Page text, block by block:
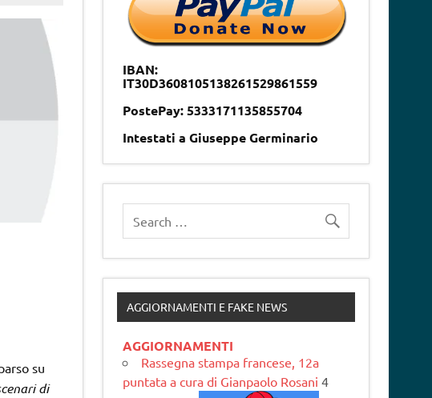
su
di
IBAN:
IT30D3608105138261529861559
PostePay: 5333171135855704
Intestati a Giuseppe Germinario
AGGIORNAMENTI E FAKE NEWS
AGGIORNAMENTI
Rassegna stampa francese, 12a
puntata a cura di Gianpaolo Rosani 4